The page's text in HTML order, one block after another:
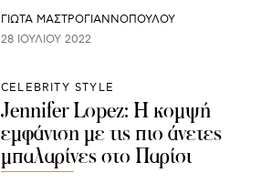
ΓΙΩΤΑ ΜΑΣΤΡΟΓΙΑΝΝΟΠΟΥΛΟΥ
28 ΙΟΥΛΊΟΥ 2022
CELEBRITY STYLE
Jennifer Lopez: Η κομψή
εμφάνιση με τις πιο άνετες
μπαλαρίνες στο Παρίσι